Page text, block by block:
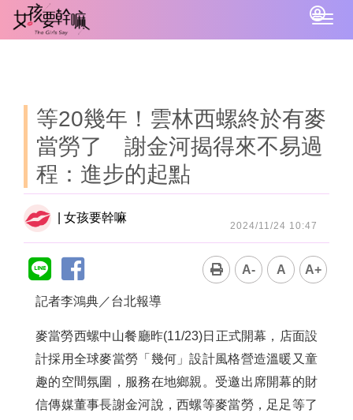
等20幾年！雲林西螺終於有麥
當勞了 謝金河揭得來不易過
程：進步的起點
| 女孩要幹嘛
2024/11/24 10:47
A- A A+
記者李鴻典／台北報導
麥當勞西螺中山餐廳昨(11/23)日正式開幕，店面設
計採用全球麥當勞「幾何」設計風格營造溫暖又童
趣的空間氛圍，服務在地鄉親。受邀出席開幕的財
信傳媒董事長謝金河說，西螺等麥當勞，足足等了